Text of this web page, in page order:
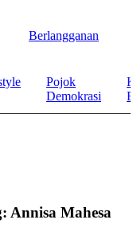
Berlangganan
Pojok
Demokrasi
Annisa Mahesa